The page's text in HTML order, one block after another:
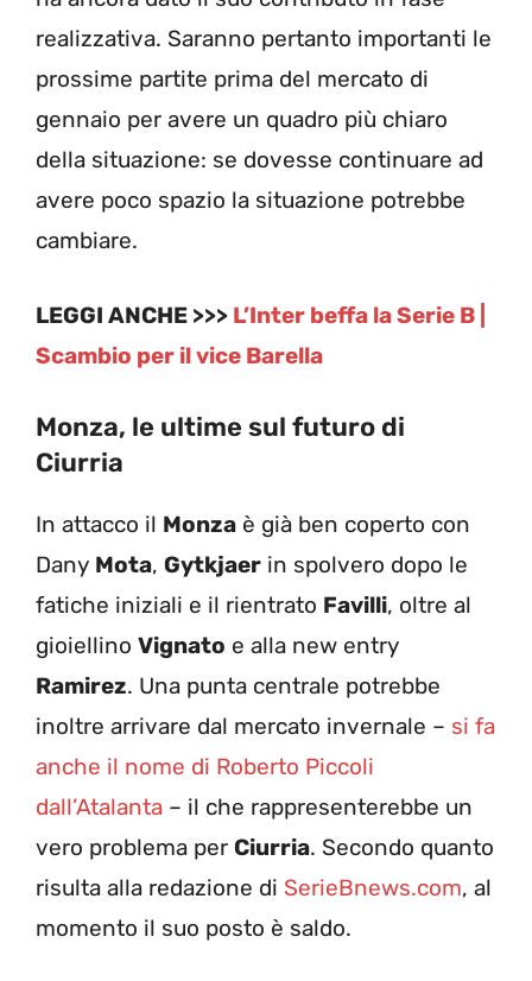
realizzativa. Saranno pertanto importanti le
prossime partite prima del mercato di
gennaio per avere un quadro più chiaro
della situazione: se dovesse continuare ad
avere poco spazio la situazione potrebbe
cambiare.
LEGGI ANCHE >>> L’Inter beffa la Serie B |
Scambio per il vice Barella
Monza, le ultime sul futuro di
Ciurria
In attacco il Monza è già ben coperto con
Dany Mota, Gytkjaer in spolvero dopo le
fatiche iniziali e il rientrato Favilli, oltre al
gioiellino Vignato e alla new entry
Ramirez. Una punta centrale potrebbe
inoltre arrivare dal mercato invernale – si fa
anche il nome di Roberto Piccoli
dall’Atalanta – il che rappresenterebbe un
vero problema per Ciurria. Secondo quanto
risulta alla redazione di SerieBnews.com, al
momento il suo posto è saldo.